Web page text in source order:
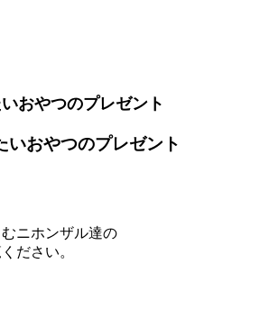
おやつのプレゼント
いおやつのプレゼント
ニホンザル達の
ださい。